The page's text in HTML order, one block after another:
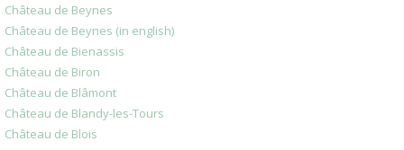
Château de Beynes
Château de Beynes (in english)
Château de Bienassis
Château de Biron
Château de Blâmont
Château de Blandy-les-Tours
Château de Blois